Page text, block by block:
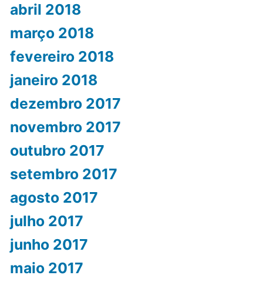
abril 2018
março 2018
fevereiro 2018
janeiro 2018
dezembro 2017
novembro 2017
outubro 2017
setembro 2017
agosto 2017
julho 2017
junho 2017
maio 2017